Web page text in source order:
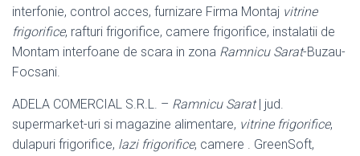
interfonie, control acces, furnizare Firma Montaj vitrine
frigorifice, rafturi frigorifice, camere frigorifice, instalatii de
Montam interfoane de scara in zona Ramnicu Sarat-Buzau-
Focsani.
ADELA COMERCIAL S.R.L. – Ramnicu Sarat| jud.
supermarket-uri si magazine alimentare, vitrine frigorifice,
dulapuri frigorifice, lazi frigorifice, camere . GreenSoft,